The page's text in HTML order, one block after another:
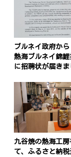
ブルネイ政府から
熱海ブルネイ錦
に招聘状が届きま
九谷焼の熱海工房
て、ふるさと納税